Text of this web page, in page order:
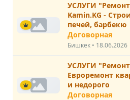
УСЛУГИ "Ремонт
Kamin.KG -
печей, барбекю
Договорная
Бишкек • 18.06.2026
УСЛУГИ "Ремонт
Евроремонт
и недорого
Договорная